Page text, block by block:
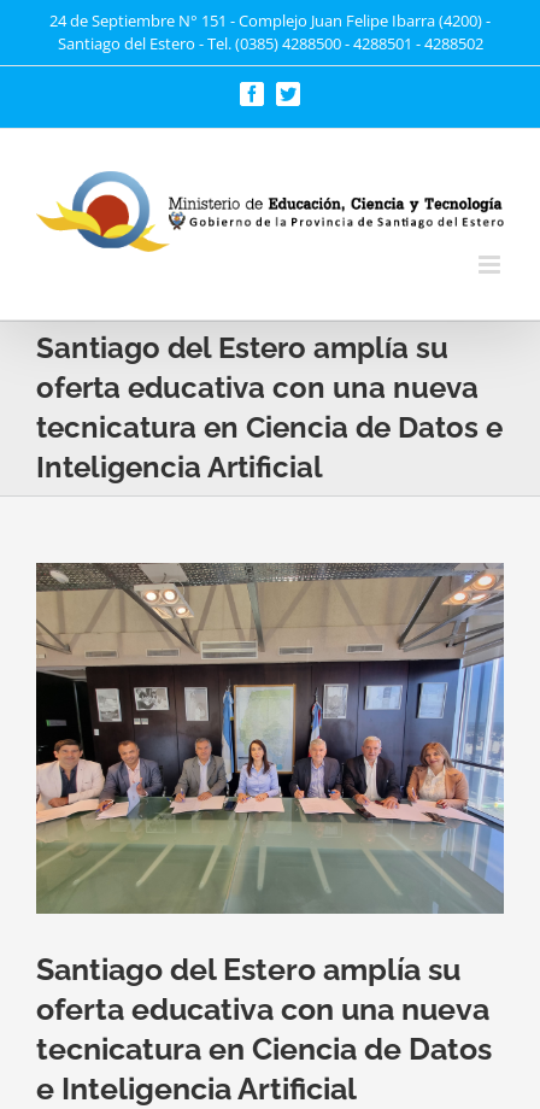
24 de Septiembre N° 151 - Complejo Juan Felipe Ibarra (4200) -
Santiago del Estero - Tel. (0385) 4288500 - 4288501 - 4288502
FacebookTwitter
Santiago del Estero amplía su
oferta educativa con una nueva
tecnicatura en Ciencia de Datos e
Inteligencia Artificial
Ver
imagen
más
grande
Santiago del Estero amplía su
oferta educativa con una nueva
tecnicatura en Ciencia de Datos
e Inteligencia Artificial